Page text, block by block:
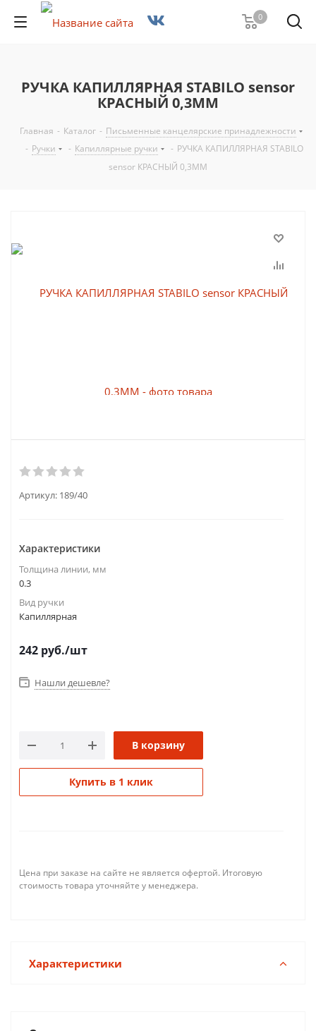
0
РУЧКА КАПИЛЛЯРНАЯ STABILO sensor
КРАСНЫЙ 0,3ММ
Главная - Каталог - Письменные канцелярские принадлежности
- Ручки - Капиллярные ручки - РУЧКА КАПИЛЛЯРНАЯ STABILO
sensor КРАСНЫЙ 0,3ММ
Артикул: 189/40
Характеристики
Толщина линии, мм
0.3
Вид ручки
Капиллярная
242 руб./шт
Нашли дешевле?
В корзину
Купить в 1 клик
Цена при заказе на сайте не является офертой. Итоговую
стоимость товара уточняйте у менеджера.
Характеристики